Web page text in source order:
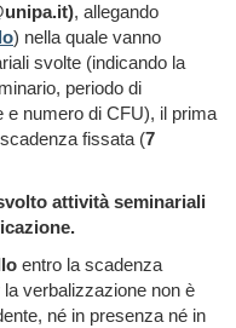
, allegando
) nella quale vanno
svolte (indicando la
periodo di
e numero di CFU), il prima
fissata (7
attività seminariali
entro la scadenza
la verbalizzazione non è
né in presenza né in